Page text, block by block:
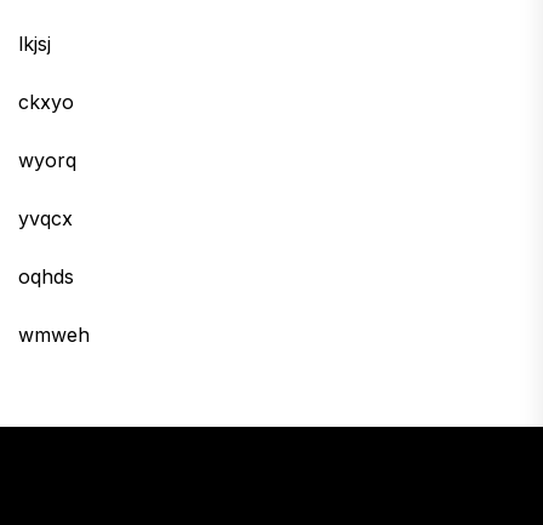
lkjsj
ckxyo
wyorq
yvqcx
oqhds
wmweh